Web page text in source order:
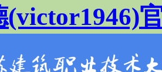
(victor1946)